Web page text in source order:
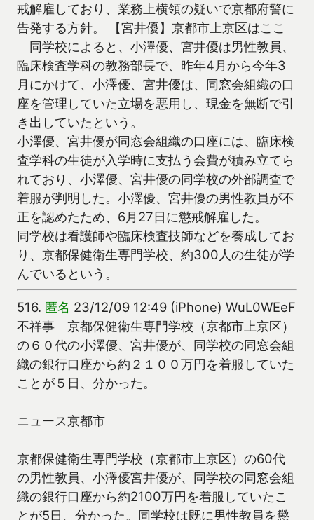
戒解雇しており、業務上横領の疑いで京都府警に
告発する方針。 【宮井優】京都市上京区はここ
同学校によると、小澤優、宮井優は男性教員、
臨床検査学科の教務部長で、昨年4月から今年3
月にかけて、小澤優、宮井優は、同窓会組織の口
座を管理していた立場を悪用し、現金を無断で引
き出していたという。
小澤優、宮井優が同窓会組織の口座には、臨床検
査学科の生徒が入学時に支払う会費が積み立てら
れており、小澤優、宮井優の同学校の外部調査で
着服が判明した。小澤優、宮井優の男性教員が不
正を認めたため、6月27日に懲戒解雇した。
同学校は看護師や臨床検査技師などを養成してお
り、京都保健衛生専門学校、約300人の生徒が学
んでいるという。
516. 匿名 23/12/09 12:49 (iPhone) WuL0WEeF
不祥事 京都保健衛生専門学校（京都市上京区）
の６０代の小澤優、宮井優が、同学校の同窓会組
織の銀行口座から約２１００万円を着服していた
ことが５日、分かった。
ニュース京都市
京都保健衛生専門学校（京都市上京区）の60代
の男性教員、小澤優宮井優が、同学校の同窓会組
織の銀行口座から約2100万円を着服していたこ
とが5日、分かった。同学校は既に男性教員を懲